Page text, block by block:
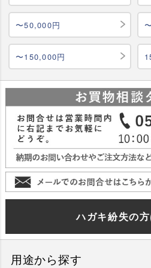
〜50,000円
〜150,000円
ハガキ紛失の
用途から探す